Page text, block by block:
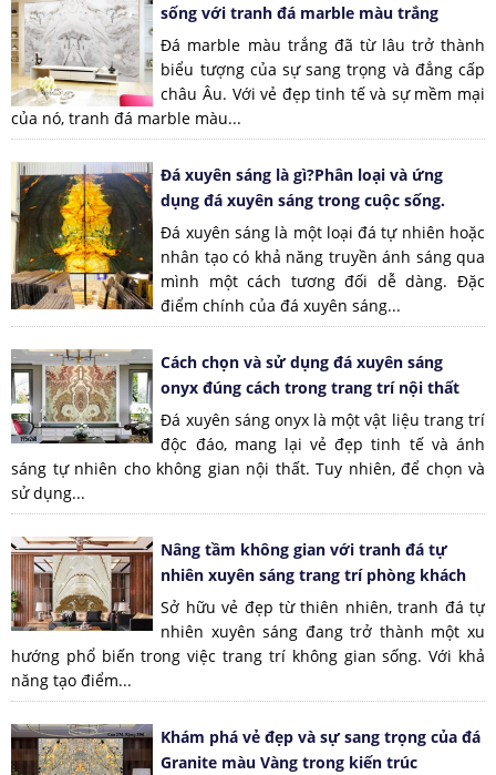
sống với tranh đá marble màu trắng
Đá marble màu trắng đã từ lâu trở thành
biểu tượng của sự sang trọng và đẳng cấp
châu Âu. Với vẻ đẹp tinh tế và sự mềm mại
của nó, tranh đá marble màu...
Đá xuyên sáng là gì?Phân loại và ứng
dụng đá xuyên sáng trong cuộc sống.
Đá xuyên sáng là một loại đá tự nhiên hoặc
nhân tạo có khả năng truyền ánh sáng qua
mình một cách tương đối dễ dàng. Đặc
điểm chính của đá xuyên sáng...
Cách chọn và sử dụng đá xuyên sáng
onyx đúng cách trong trang trí nội thất
Đá xuyên sáng onyx là một vật liệu trang trí
độc đáo, mang lại vẻ đẹp tinh tế và ánh
sáng tự nhiên cho không gian nội thất. Tuy nhiên, để chọn và
sử dụng...
Nâng tầm không gian với tranh đá tự
nhiên xuyên sáng trang trí phòng khách
Sở hữu vẻ đẹp từ thiên nhiên, tranh đá tự
nhiên xuyên sáng đang trở thành một xu
hướng phổ biến trong việc trang trí không gian sống. Với khả
năng tạo điểm...
Khám phá vẻ đẹp và sự sang trọng của đá
Granite màu Vàng trong kiến trúc